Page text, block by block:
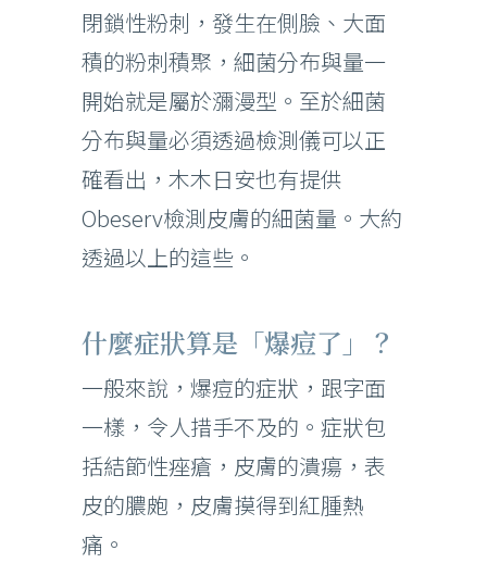
閉鎖性粉刺，發生在側臉、大面
積的粉刺積聚，細菌分布與量一
開始就是屬於瀰漫型。至於細菌
分布與量必須透過檢測儀可以正
確看出，木木日安也有提供
Obeserv檢測皮膚的細菌量。大約
透過以上的這些。
什麼症狀算是「爆痘了」？
一般來說，爆痘的症狀，跟字面
一樣，令人措手不及的。症狀包
括結節性痤瘡，皮膚的潰瘍，表
皮的膿皰，皮膚摸得到紅腫熱
痛。